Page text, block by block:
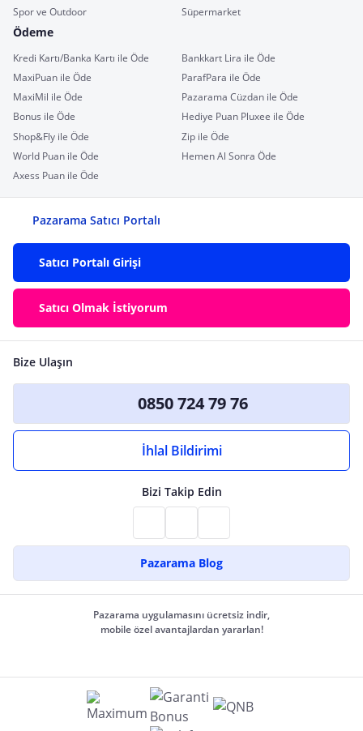
Spor ve Outdoor
Süpermarket
Ödeme
Kredi Kartı/Banka Kartı ile Öde
Bankkart Lira ile Öde
MaxiPuan ile Öde
ParafPara ile Öde
MaxiMil ile Öde
Pazarama Cüzdan ile Öde
Bonus ile Öde
Hediye Puan Pluxee ile Öde
Shop&Fly ile Öde
Zip ile Öde
World Puan ile Öde
Hemen Al Sonra Öde
Axess Puan ile Öde
Pazarama Satıcı Portalı
Satıcı Portalı Girişi
Satıcı Olmak İstiyorum
Bize Ulaşın
0850 724 79 76
İhlal Bildirimi
Bizi Takip Edin
Pazarama Blog
Pazarama uygulamasını ücretsiz indir,
mobile özel avantajlardan yararlan!